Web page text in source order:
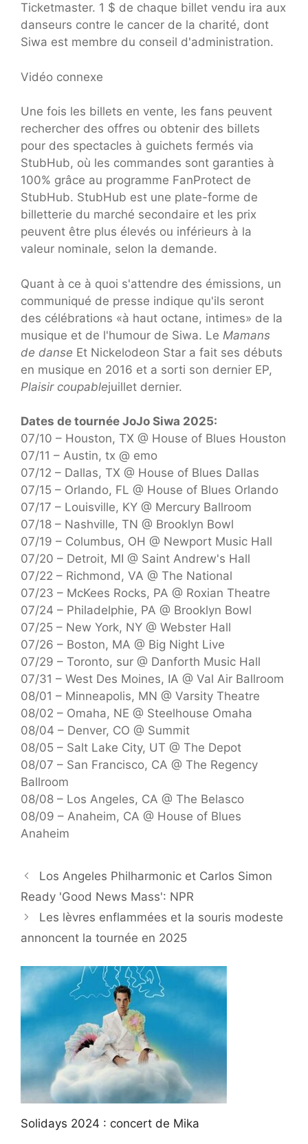
Ticketmaster. 1 $ de chaque billet vendu ira aux
danseurs contre le cancer de la charité, dont
Siwa est membre du conseil d'administration.
Vidéo connexe
Une fois les billets en vente, les fans peuvent
rechercher des offres ou obtenir des billets
pour des spectacles à guichets fermés via
StubHub, où les commandes sont garanties à
100% grâce au programme FanProtect de
StubHub. StubHub est une plate-forme de
billetterie du marché secondaire et les prix
peuvent être plus élevés ou inférieurs à la
valeur nominale, selon la demande.
Quant à ce à quoi s'attendre des émissions, un
communiqué de presse indique qu'ils seront
des célébrations «à haut octane, intimes» de la
musique et de l'humour de Siwa. Le Mamans
de danse Et Nickelodeon Star a fait ses débuts
en musique en 2016 et a sorti son dernier EP,
Plaisir coupablejuillet dernier.
Dates de tournée JoJo Siwa 2025:
07/10 – Houston, TX @ House of Blues Houston
07/11 – Austin, tx @ emo
07/12 – Dallas, TX @ House of Blues Dallas
07/15 – Orlando, FL @ House of Blues Orlando
07/17 – Louisville, KY @ Mercury Ballroom
07/18 – Nashville, TN @ Brooklyn Bowl
07/19 – Columbus, OH @ Newport Music Hall
07/20 – Detroit, MI @ Saint Andrew's Hall
07/22 – Richmond, VA @ The National
07/23 – McKees Rocks, PA @ Roxian Theatre
07/24 – Philadelphie, PA @ Brooklyn Bowl
07/25 – New York, NY @ Webster Hall
07/26 – Boston, MA @ Big Night Live
07/29 – Toronto, sur @ Danforth Music Hall
07/31 – West Des Moines, IA @ Val Air Ballroom
08/01 – Minneapolis, MN @ Varsity Theatre
08/02 – Omaha, NE @ Steelhouse Omaha
08/04 – Denver, CO @ Summit
08/05 – Salt Lake City, UT @ The Depot
08/07 – San Francisco, CA @ The Regency
Ballroom
08/08 – Los Angeles, CA @ The Belasco
08/09 – Anaheim, CA @ House of Blues
Anaheim
Los Angeles Philharmonic et Carlos Simon
Ready 'Good News Mass': NPR
Les lèvres enflammées et la souris modeste
annoncent la tournée en 2025
Solidays 2024 : concert de Mika